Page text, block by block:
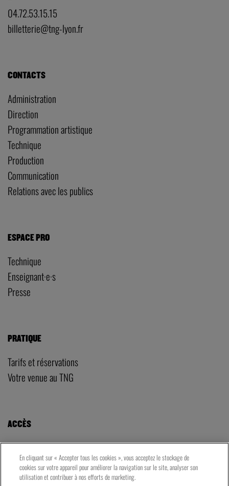
BILLETTERIE
TNG – Vaise
–
04.72.53.15.15
billetterie@tng-lyon.fr
CONTACTS
Administration
Direction
Production
Communication
Relations avec les publics
Technique
Enseignant·e·s
Presse
PRATIQUE
Tarifs et réservations
Votre venue au TNG
En cliquant sur « Accepter tous les cookies », vous acceptez le stockage de
cookies sur votre appareil pour améliorer la navigation sur le site, analyser son
utilisation et contribuer à nos efforts de marketing.